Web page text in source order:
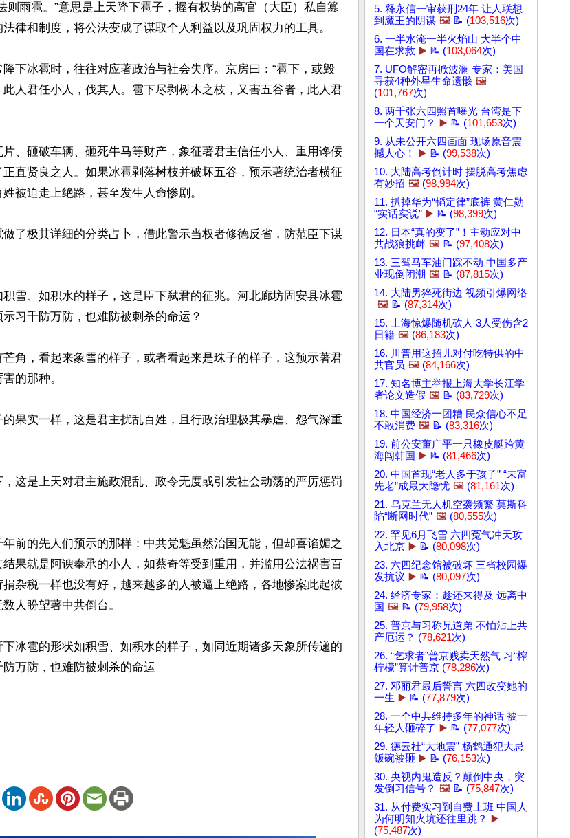
则雨雹。”意思是上天降下雹子，握有权势的高官（大臣）私自篡
律和制度，将公法变成了谋取个人利益以及巩固权力的工具。
下冰雹时，往往对应著政治与社会失序。京房曰：“雹下，或毁
人君任小人，伐其人。雹下尽剥树木之枝，又害五谷者，此人君
、砸破车辆、砸死牛马等财产，象征著君主信任小人、重用谗佞
直贤良之人。如果冰雹剥落树枝并破坏五谷，预示著统治者横征
被迫走上绝路，甚至发生人命惨剧。
了极其详细的分类占卜，借此警示当权者修德反省，防范臣下谋
雪、如积水的样子，这是臣下弑君的征兆。河北廊坊固安县冰雹
习千防万防，也难防被刺杀的命运？
角，看起来象雪的样子，或者看起来是珠子的样子，这预示著君
的那种。
果实一样，这是君主扰乱百姓，且行政治理极其暴虐、怨气深重
这是上天对君主施政混乱、政令无度或引发社会动荡的严厉惩罚
前的先人们预示的那样：中共党魁虽然治国无能，但却喜谄媚之
果就是阿谀奉承的小人，如蔡奇等受到重用，并滥用公法祸害百
杂税一样也没有好，越来越多的人被逼上绝路，各地惨案此起彼
人盼望著中共倒台。
冰雹的形状如积雪、如积水的样子，如同近期诸多天象所传递的
万防，也难防被刺杀的命运
5. 释永信一审获刑24年 让人联想
到魔王的阴谋 🖼️ 📝 (103,516次)
6. 一半水淹一半火焰山 大半个中
国在求救 ▶️ 📝 (103,064次)
7. UFO解密再掀波澜 专家：美国
寻获4种外星生命遗骸 🖼️
(101,767次)
8. 两千张六四照首曝光 台湾是下
一个天安门？
▶️ 📝 (101,653次)
9. 从未公开六四画面 现场原音震
撼人心！
▶️ 📝 (99,538次)
10. 大陆高考倒计时 摆脱高考焦虑
有妙招 🖼️ (98,994次)
11. 扒掉华为“韬定律”底裤 黄仁勋
“实话实说” ▶️ 📝 (98,399次)
12. 日本“真的变了”！主动应对中
共战狼挑衅 🖼️ 📝 (97,408次)
13. 三驾马车油门踩不动 中国多产
业现倒闭潮 🖼️ 📝 (87,815次)
14. 大陆男猝死街边 视频引爆网络
🖼️ 📝 (87,314次)
15. 上海惊爆随机砍人 3人受伤含2
日籍 🖼️ (86,183次)
16. 川普用这招儿对付吃特供的中
共官员 🖼️ (84,166次)
17. 知名博主举报上海大学长江学
者论文造假 🖼️ 📝 (83,729次)
18. 中国经济一团糟 民众信心不足
不敢消费 🖼️ 📝 (83,316次)
19. 前公安董广平一只橡皮艇跨黄
海闯韩国 ▶️ 📝 (81,466次)
20. 中国首现“老人多于孩子” “未富
先老”成最大隐忧 🖼️ (81,161次)
21. 乌克兰无人机空袭频繁 莫斯科
陷“断网时代” 🖼️ (80,555次)
22. 罕见6月飞雪 六四冤气冲天攻
入北京 ▶️ 📝 (80,098次)
23. 六四纪念馆被破坏 三省校园爆
发抗议 ▶️ 📝 (80,097次)
24. 经济专家：趁还来得及 远离中
国 🖼️ 📝 (79,958次)
25. 普京与习称兄道弟 不怕沾上共
产厄运？ (78,621次)
26. “乞求者”普京贱卖天然气 习“榨
柠檬”算计普京 (78,286次)
27. 邓丽君最后誓言 六四改变她的
一生 ▶️ 📝 (77,879次)
28. 一个中共维持多年的神话 被一
年轻人砸碎了 ▶️ 📝 (77,077次)
29. 德云社“大地震” 杨鹤通犯大忌
饭碗被砸 ▶️ 📝 (76,153次)
30. 央视内鬼造反？颠倒中央，突
发倒习信号？ 🖼️ 📝 (75,847次)
31. 从付费实习到自费上班 中国人
为何明知火坑还往里跳？
▶️
(75,487次)